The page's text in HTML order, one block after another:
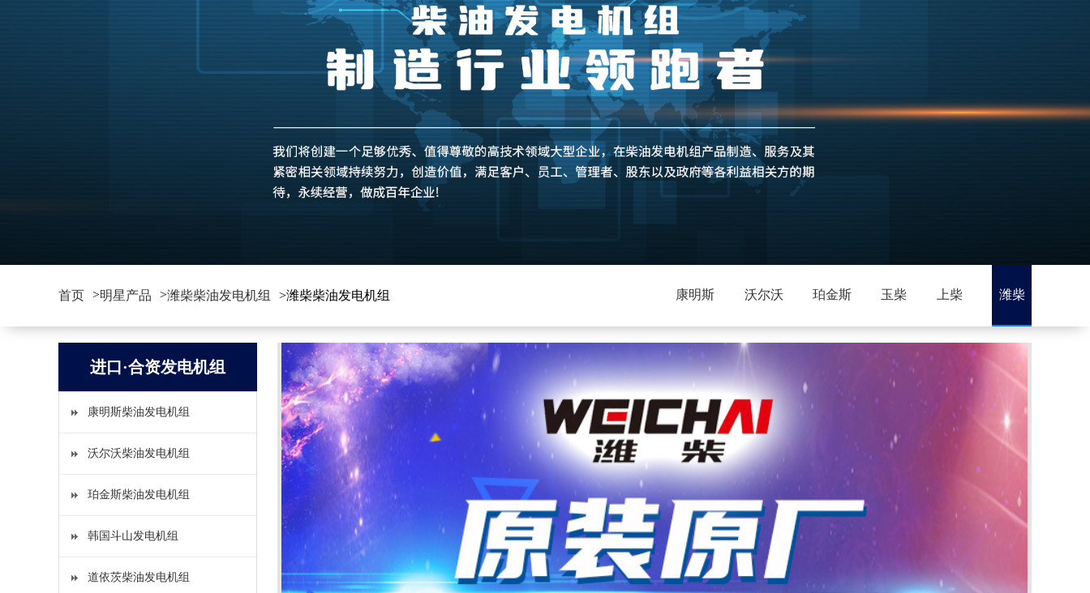
首页 >明星产品 >潍柴柴油发电机组 >潍柴柴油发电机组 康明斯 沃尔沃 珀金斯 玉柴 上柴 潍柴
进口·合资发电机组
康明斯柴油发电机组
沃尔沃柴油发电机组
珀金斯柴油发电机组
韩国斗山发电机组
道依茨柴油发电机组